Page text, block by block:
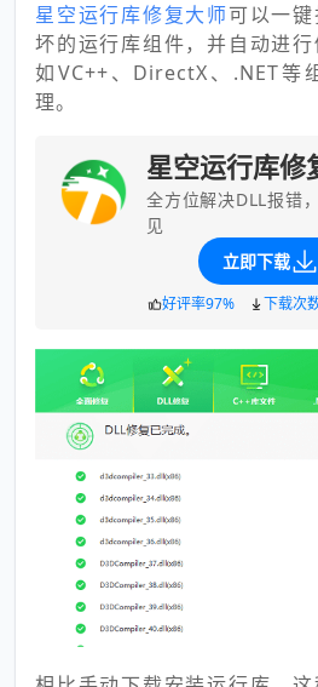
星空运行库修复大师可以一
坏的运行库组件，并自动进
如VC++、DirectX、.NET等
理。
星空运行库修
全方位解决DLL报错
见
立即下载
好评率97% 下载次